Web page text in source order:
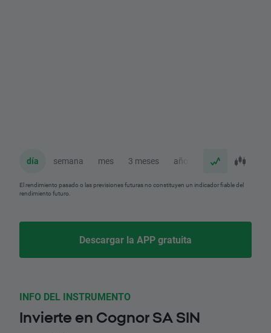
día semana mes 3 meses año
El rendimiento pasado o las previsiones futuras no constituyen un indicador fiable del
rendimiento futuro.
Descargar la APP gratuita
INFO DEL INSTRUMENTO
Invierte en Cognor SA SIN